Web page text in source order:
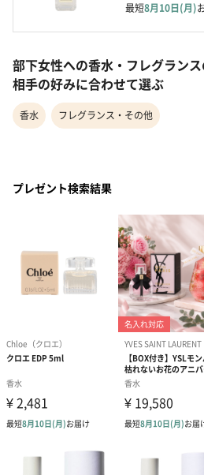
最短8月10日(月)
部下女性への香水・フレグラン
相手の好みに合わせて選ぶ
香水 フレグランス・その他
プレゼント検索結果